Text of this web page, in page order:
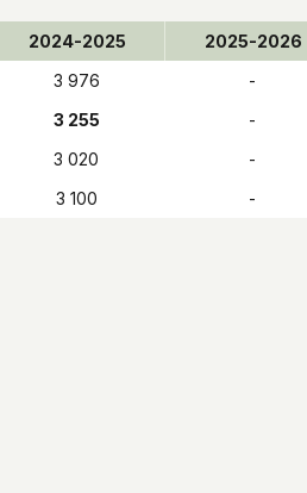
2024-2025 2025-2026
3 976 -
3 255 -
3 020 -
3 100 -